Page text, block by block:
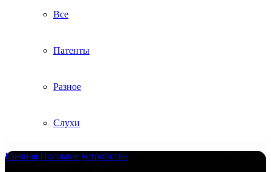
Все
Патенты
Разное
Слухи
Главная Носимые устройства
Представлены люксовые смарт-